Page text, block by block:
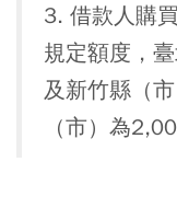
3. 借款人購
規定額度，
及新竹縣（
（市）為